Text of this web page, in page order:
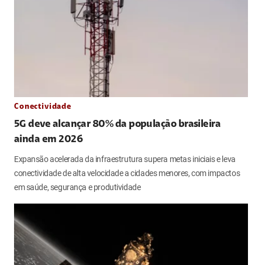
Conectividade
5G deve alcançar 80% da população brasileira
ainda em 2026
Expansão acelerada da infraestrutura supera metas iniciais e leva
conectividade de alta velocidade a cidades menores, com impactos
em saúde, segurança e produtividade